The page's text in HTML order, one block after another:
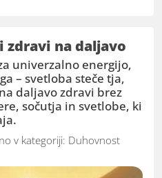
zdravi na daljavo
univerzalno energijo,
– svetloba steče tja,
daljavo zdravi brez
sočutja in svetlobe, ki
v kategoriji: Duhovnost